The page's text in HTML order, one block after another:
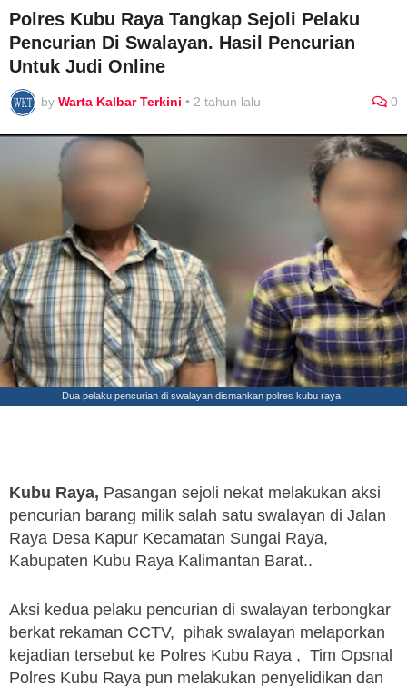
Polres Kubu Raya Tangkap Sejoli Pelaku
Pencurian Di Swalayan. Hasil Pencurian
Untuk Judi Online
by Warta Kalbar Terkini • 2 tahun lalu 0
Dua pelaku pencurian di swalayan dismankan polres kubu raya.
Kubu Raya, Pasangan sejoli nekat melakukan aksi
pencurian barang milik salah satu swalayan di Jalan
Raya Desa Kapur Kecamatan Sungai Raya,
Kabupaten Kubu Raya Kalimantan Barat..
Aksi kedua pelaku pencurian di swalayan terbongkar
berkat rekaman CCTV, pihak swalayan melaporkan
kejadian tersebut ke Polres Kubu Raya , Tim Opsnal
Polres Kubu Raya pun melakukan penyelidikan dan